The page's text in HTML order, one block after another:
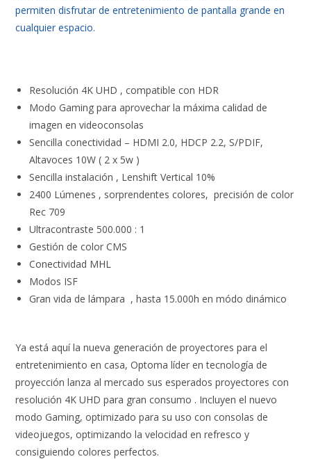
permiten disfrutar de entretenimiento de pantalla grande en
cualquier espacio.
Resolución 4K UHD , compatible con HDR
Modo Gaming para aprovechar la máxima calidad de
imagen en videoconsolas
Sencilla conectividad – HDMI 2.0, HDCP 2.2, S/PDIF,
Altavoces 10W ( 2 x 5w )
Sencilla instalación , Lenshift Vertical 10%
2400 Lúmenes , sorprendentes colores, precisión de color
Rec 709
Ultracontraste 500.000 : 1
Gestión de color CMS
Conectividad MHL
Modos ISF
Gran vida de lámpara , hasta 15.000h en módo dinámico
Ya está aquí la nueva generación de proyectores para el
entretenimiento en casa, Optoma líder en tecnología de
proyección lanza al mercado sus esperados proyectores con
resolución 4K UHD para gran consumo . Incluyen el nuevo
modo Gaming, optimizado para su uso con consolas de
videojuegos, optimizando la velocidad en refresco y
consiguiendo colores perfectos.